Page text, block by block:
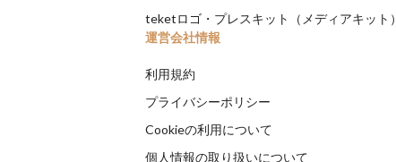
teketロゴ・プレスキット（メディアキット）
運営会社情報
利用規約
プライバシーポリシー
Cookieの利用について
個人情報の取り扱いについて